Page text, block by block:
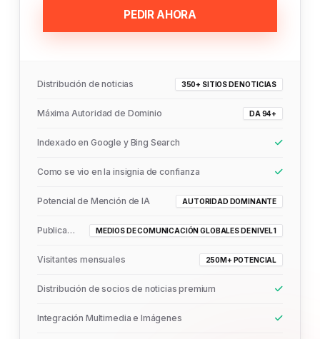
PEDIR AHORA
Distribución de noticias 350+ SITIOS DE NOTICIAS
Máxima Autoridad de Dominio DA 94+
Indexado en Google y Bing Search
Como se vio en la insignia de confianza
Potencial de Mención de IA AUTORIDAD DOMINANTE
Publicado En MEDIOS DE COMUNICACIÓN GLOBALES DE NIVEL 1
Visitantes mensuales 250M+ POTENCIAL
Distribución de socios de noticias premium
Integración Multimedia e Imágenes